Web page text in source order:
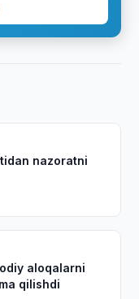
nazoratni
aloqalarni
qilishdi